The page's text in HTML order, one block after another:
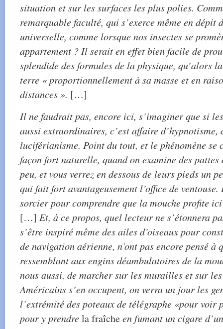
situation et sur les surfaces les plus polies.
remarquable faculté, qui s’exerce même en dépit
universelle, comme lorsque nos insectes se
appartement ? Il serait en effet bien facile de
splendide des formules de la physique, qu’alors
terre « proportionnellement à sa masse et en
distances ». […]
Il ne faudrait pas, encore ici, s’imaginer que si
aussi extraordinaires, c’est affaire d’hypnotisme,
luciférianisme. Point du tout, et le phénomène se
façon fort naturelle, quand on examine des pattes
peu, et vous verrez en dessous de leurs pieds un
qui fait fort avantageusement l’office de
sorcier pour comprendre que la mouche profite
[…] Et, à ce propos, quel lecteur ne s’étonnera
s’être inspiré même des ailes d’oiseaux pour
de navigation aérienne, n’ont pas encore pensé à
ressemblant aux engins déambulatoires de la
nous aussi, de marcher sur les murailles et sur
Américains s’en occupent, on verra un jour les
l’extrémité des poteaux de télégraphe «pour voir
pour y prendrela fraîcheen fumant un cigare